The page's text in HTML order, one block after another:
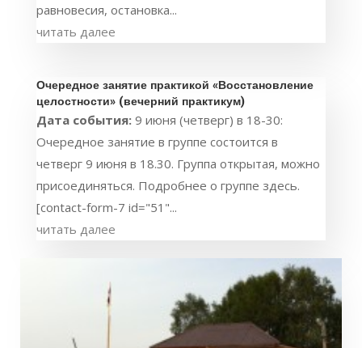
равновесия, остановка...
читать далее
Очередное занятие практикой «Восстановление
целостности» (вечерний практикум)
Дата события: 9 июня (четверг) в 18-30:
Очередное занятие в группе состоится в
четверг 9 июня в 18.30. Группа открытая, можно
присоединяться. Подробнее о группе здесь.
[contact-form-7 id="51"...
читать далее